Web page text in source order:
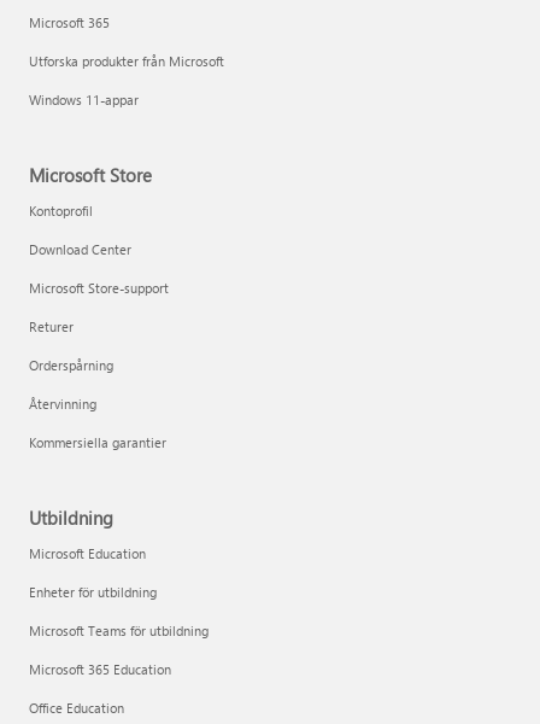
Microsoft 365
Utforska produkter från Microsoft
Windows 11-appar
Microsoft Store
Kontoprofil
Download Center
Microsoft Store-support
Returer
Orderspårning
Återvinning
Kommersiella garantier
Utbildning
Microsoft Education
Enheter för utbildning
Microsoft Teams för utbildning
Microsoft 365 Education
Office Education